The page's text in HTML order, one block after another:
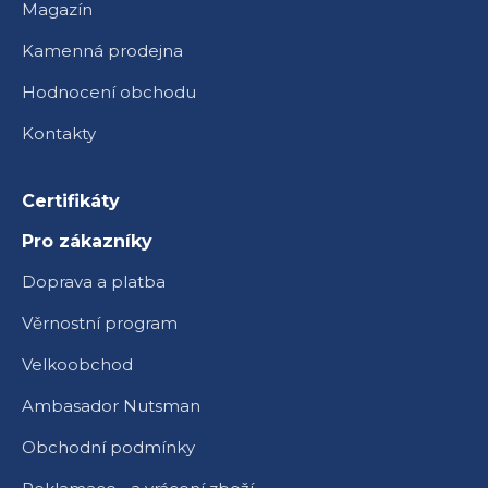
Magazín
Kamenná prodejna
Hodnocení obchodu
Kontakty
Certifikáty
Pro zákazníky
Doprava a platba
Věrnostní program
Velkoobchod
Ambasador Nutsman
Obchodní podmínky